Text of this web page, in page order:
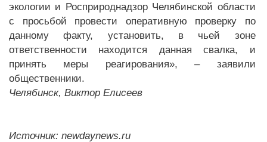
экологии и Росприроднадзор Челябинской области
с просьбой провести оперативную проверку по
данному факту, установить, в чьей зоне
ответственности находится данная свалка, и
принять меры реагирования», – заявили
общественники.
Челябинск, Виктор Елисеев
Источник: newdaynews.ru